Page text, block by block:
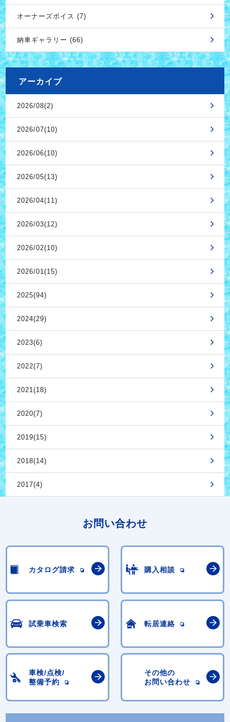
オーナーズボイス (7)
納車ギャラリー (66)
アーカイブ
2026/08(2)
2026/07(10)
2026/06(10)
2026/05(13)
2026/04(11)
2026/03(12)
2026/02(10)
2026/01(15)
2025(94)
2024(29)
2023(6)
2022(7)
2021(18)
2020(7)
2019(15)
2018(14)
2017(4)
お問い合わせ
カタログ請求 購入相談
試乗車検索 転居連絡
車検/点検/
整備予約
その他の
お問い合わせ